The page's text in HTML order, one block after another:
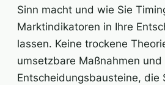
Sinn macht und wie Sie
Marktindikatoren in Ihre
lassen. Keine trockene
umsetzbare Maßnahmen und
Entscheidungsbausteine, die